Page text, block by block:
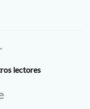
lectores